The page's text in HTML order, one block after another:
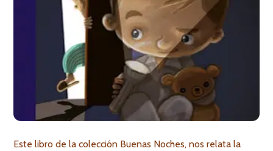
Este libro de la colección Buenas Noches, nos relata la